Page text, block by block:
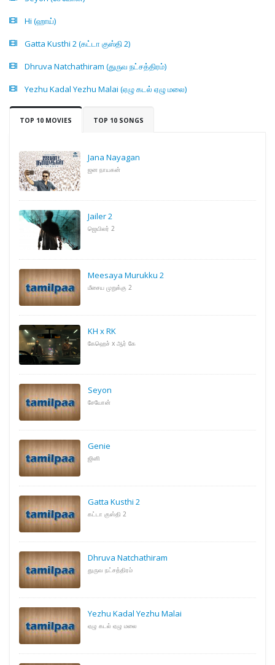
Hi (ஹாய்)
Gatta Kusthi 2 (கட்டா குஸ்தி 2)
Dhruva Natchathiram (துருவ நட்சத்திரம்)
Yezhu Kadal Yezhu Malai (ஏழு கடல் ஏழு மலை)
TOP 10 MOVIES TOP 10 SONGS
Jana Nayagan
ஜன நாயகன்
Jailer 2
ஜெயிலர் 2
Meesaya Murukku 2
மீசைய முறுக்கு 2
KH x RK
கேஹெச் x ஆர் கே
Seyon
சேயோன்
Genie
ஜினி
Gatta Kusthi 2
கட்டா குஸ்தி 2
Dhruva Natchathiram
துருவ நட்சத்திரம்
Yezhu Kadal Yezhu Malai
ஏழு கடல் ஏழு மலை